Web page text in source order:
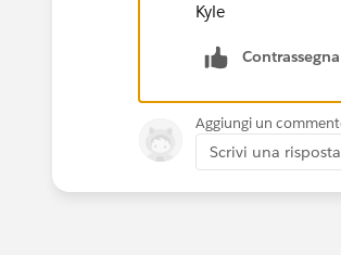
Kyle
Aggiungi un
Scrivi una